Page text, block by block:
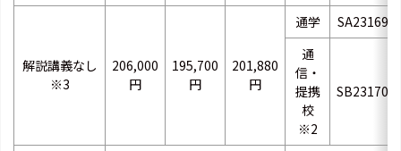
解説講義なし
※3
206,000
円
195,700
円
201,880
円
通学
SA23169
通
信・
提携
校
※2
SB23170